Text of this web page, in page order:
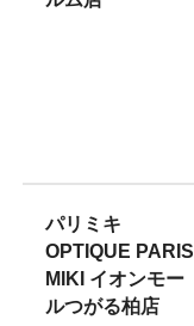
パリミキ
OPTIQUE PARIS
MIKI イオンモー
ルつがる柏店